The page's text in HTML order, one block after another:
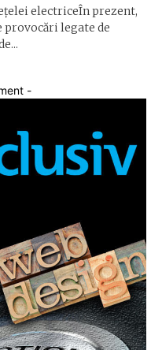
electriceÎn prezent,
provocări legate de
-